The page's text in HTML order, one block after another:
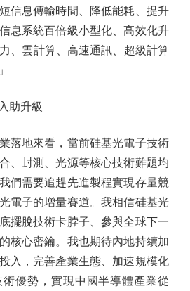
信息傳輸時間、降低能耗、提升
息系統百倍級小型化、高效化升
、雲計算、高速通訊、超級計算
助升級
地來看，當前硅基光電子技術
、封測、光源等核心技術難題均
們需要追趕先進製程實現存量競
電子的增量賽道。我相信硅基光
擺脫技術卡脖子、參與全球下一
核心密鑰。我也期待內地持續加
入，完善產業生態、加速規模化
優勢，實現中國半導體產業從